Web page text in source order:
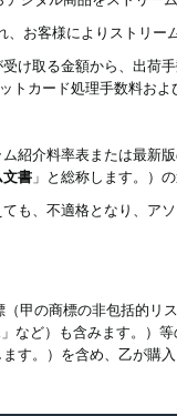
お客様によりストリー
け取る金額から、出荷
トカード処理手数料お
紹介料率表または最新
文書 」と総称します。）
も、不適格となり、ア
甲の商標の非包括的
など）も含みます。）
ます。）を含め、乙が購